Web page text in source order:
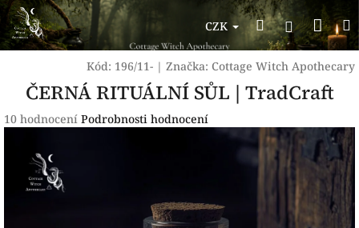
Přejít
na
obsah
CZK Hledat
Kód: 196/11- | Značka: Cottage Witch Apothecary
ČERNÁ RITUÁLNÍ SŮL | TradCraft
Průměrné
produktu
10 hodnocení Podrobnosti hodnocení